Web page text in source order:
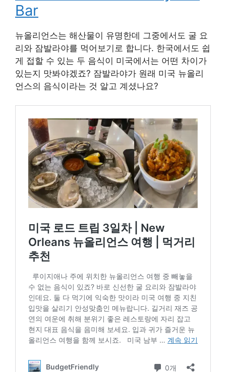
Bar
뉴올리언스는 해산물이 유명한데 그중에서도 굴 요
리와 잠발라야를 먹어보기로 합니다. 한국에서도 쉽
게 접할 수 있는 두 음식이 미국에서는 어떤 차이가
있는지 맛봐야겠죠? 잠발라야가 원래 미국 뉴올리
언스의 음식이라는 것 알고 계셨나요?